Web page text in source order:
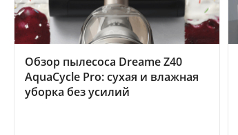
Обзор пылесоса Dreame Z40
AquaCycle Pro: сухая и влажная
уборка без усилий